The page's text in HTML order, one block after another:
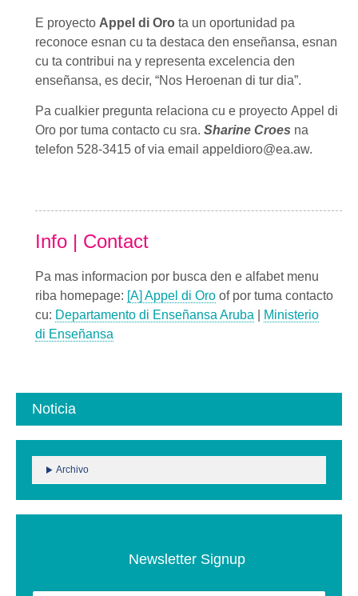
E proyecto Appel di Oro ta un oportunidad pa
reconoce esnan cu ta destaca den enseñansa, esnan
cu ta contribui na y representa excelencia den
enseñansa, es decir, “Nos Heroenan di tur dia”.
Pa cualkier pregunta relaciona cu e proyecto Appel di
Oro por tuma contacto cu sra. Sharine Croes na
telefon 528-3415 of via email appeldioro@ea.aw.
Info | Contact
Pa mas informacion por busca den e alfabet menu
riba homepage: [A] Appel di Oro of por tuma contacto
cu: Departamento di Enseñansa Aruba
Ministerio
di Enseñansa
Noticia
Archivo
Newsletter Signup